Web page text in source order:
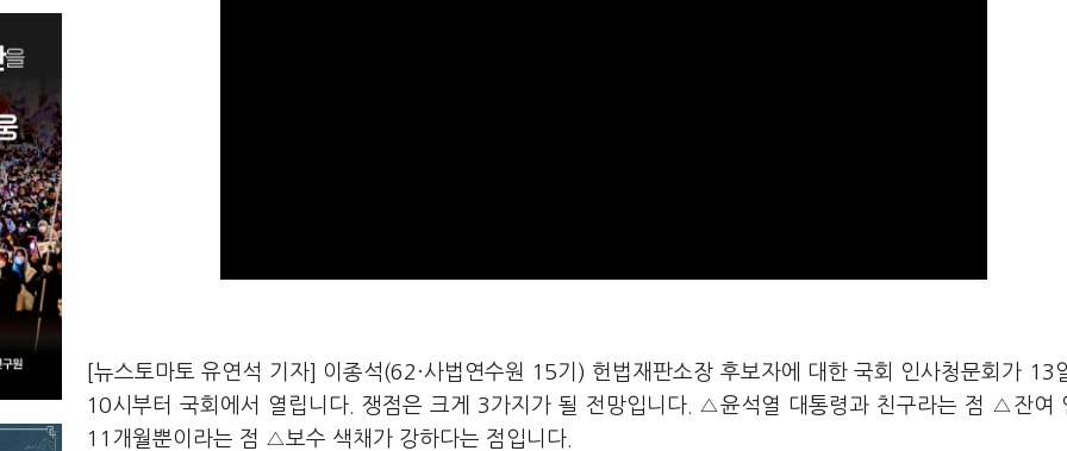
[뉴스토마토 유연석 기자] 이종석(62·사법연수원 15기) 헌법재판소장 후보자에 대한 국회 인사청문회가 13
10시부터 국회에서 열립니다. 쟁점은 크게 3가지가 될 전망입니다. △윤석열 대통령과 친구라는 점 △잔여
11개월뿐이라는 점 △보수 색채가 강하다는 점입니다.